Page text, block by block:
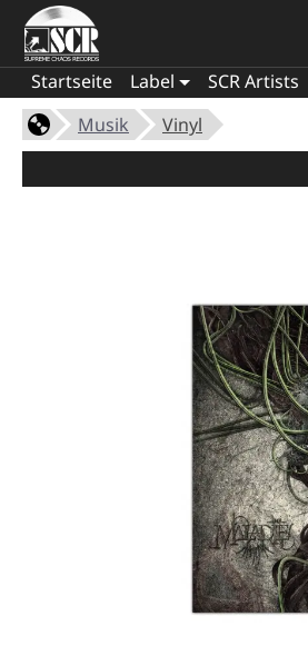
Startseite Label SCR Artists
Musik
Vinyl